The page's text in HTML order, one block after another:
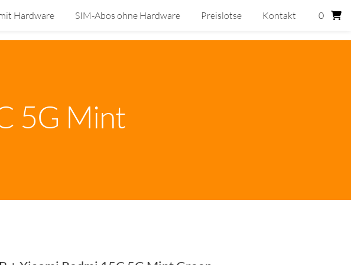
Hardware SIM-Abos ohne Hardware Preislotse Kontakt 0
5G Mint